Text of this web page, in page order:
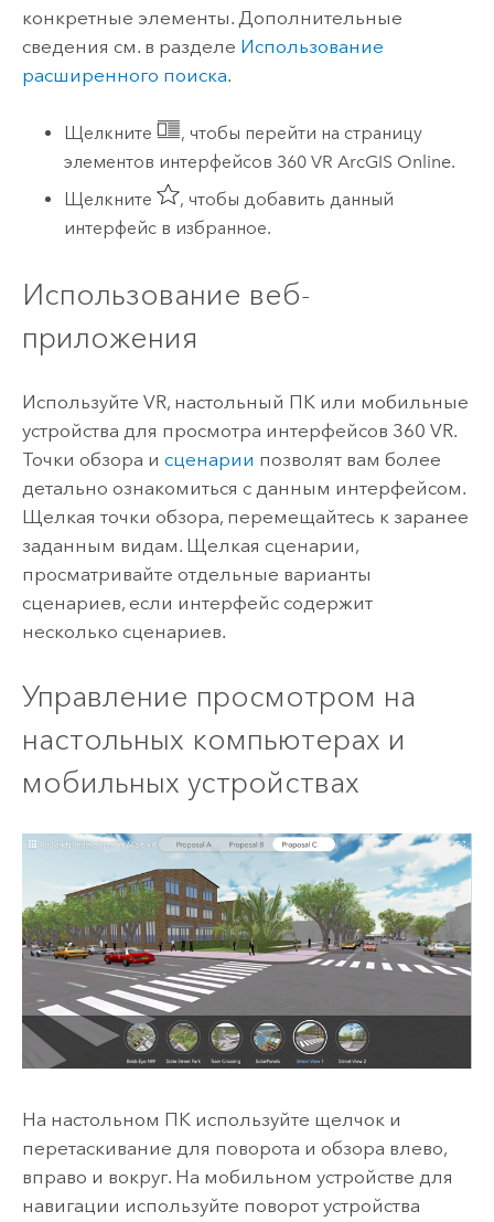
конкретные элементы. Дополнительные
сведения см. в разделе Использование
расширенного поиска.
Щелкните
, чтобы перейти на страницу
элементов интерфейсов 360 VRArcGIS Online.
Щелкните
, чтобы добавить данный
интерфейс в избранное.
Использование веб-
приложения
Используйте VR, настольный ПК или мобильные
устройства для просмотра интерфейсов 360 VR.
Точки обзора и сценарии позволят вам более
детально ознакомиться с данным интерфейсом.
Щелкая точки обзора, перемещайтесь к заранее
заданным видам. Щелкая сценарии,
просматривайте отдельные варианты
сценариев, если интерфейс содержит
несколько сценариев.
Управление просмотром на
настольных компьютерах и
мобильных устройствах
На настольном ПК используйте щелчок и
перетаскивание для поворота и обзора влево,
вправо и вокруг. На мобильном устройстве для
навигации используйте поворот устройства